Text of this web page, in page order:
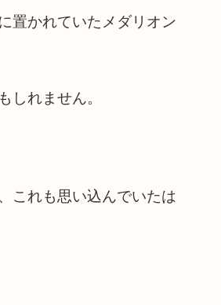
置かれていたメダリオン
しれません。
これも思い込んでいたは